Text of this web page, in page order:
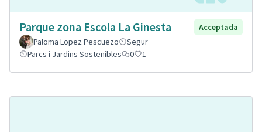
Parque zona Escola La Ginesta
Acceptada
Paloma Lopez Pescuezo
Segur
Parcs i Jardins Sostenibles
0 1